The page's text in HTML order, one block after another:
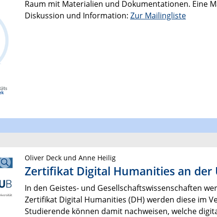
Raum mit Materialien und Dokumentationen. Eine
Diskussion und Information: Zur Mailingliste
Oliver Deck und Anne Heilig
Zertifikat Digital Humanities an der
In den Geistes- und Gesellschaftswissenschaften
Zertifikat Digital Humanities (DH) werden diese im
Studierende können damit nachweisen, welche